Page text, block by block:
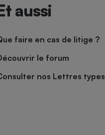
aussi
faire en cas de litige ?
le forum
nos Lettres types